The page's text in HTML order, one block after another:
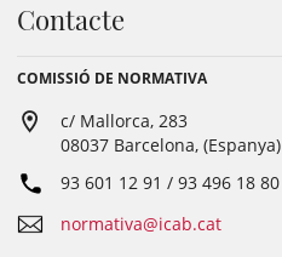
Contacte
COMISSIÓ DE NORMATIVA
c/ Mallorca, 283
08037 Barcelona, (Espanya)
93 601 12 91 / 93 496 18 80
normativa@icab.cat